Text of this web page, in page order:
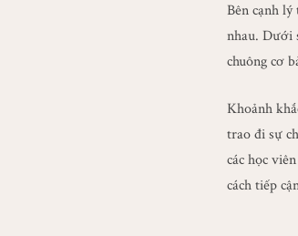
Bên cạnh
nhau. Dưới
chuông cơ
Khoảnh
trao đi sự
các học
cách tiếp